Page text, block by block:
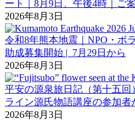
ート｜8月9日、午後4時｜ご
2026年8月3日
令和8年熊本地震｜NPO・ボ
助成募集開始 | 7月29日から
2026年8月3日
平安の源泉旅日記（第十五
ライン源氏物語講座の参加
2026年8月3日